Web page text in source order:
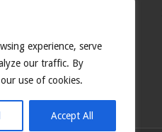
experience, serve
our traffic. By
use of cookies.
Accept All
et Spirítui Sancto. Sicut erat in
semper et in sǽcula